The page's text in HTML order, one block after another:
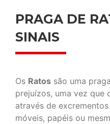
PRAGA DE
SINAIS
Os Ratos são uma
prejuízos, uma vez que
através de
móveis, papéis ou